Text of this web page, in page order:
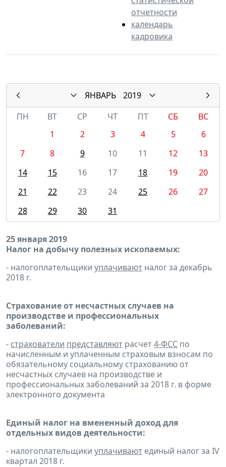
отчетности
календарь
кадровика
ЯНВАРЬ
2019
ПН
ВТ СР ЧТ ПТ СБ
ВС
1
2 3 4 5
6
7
8 9 10 11 12
13
14
15 16 17 18 19
20
21
22 23 24 25 26
27
28
29 30 31
25 января 2019
Налог на добычу полезных ископаемых:
- налогоплательщики уплачивают налог за декабрь
2018 г.
Страхование от несчастных случаев на
производстве и профессиональных
заболеваний:
- страхователи представляют расчет4-ФСС по
начисленным и уплаченным страховым взносам по
обязательному социальному страхованию от
несчастных случаев на производстве и
профессиональных заболеваний за 2018 г. в форме
электронного документа
Единый налог на вмененный доход для
отдельных видов деятельности:
- налогоплательщики уплачивают единый налог за IV
квартал 2018 г.